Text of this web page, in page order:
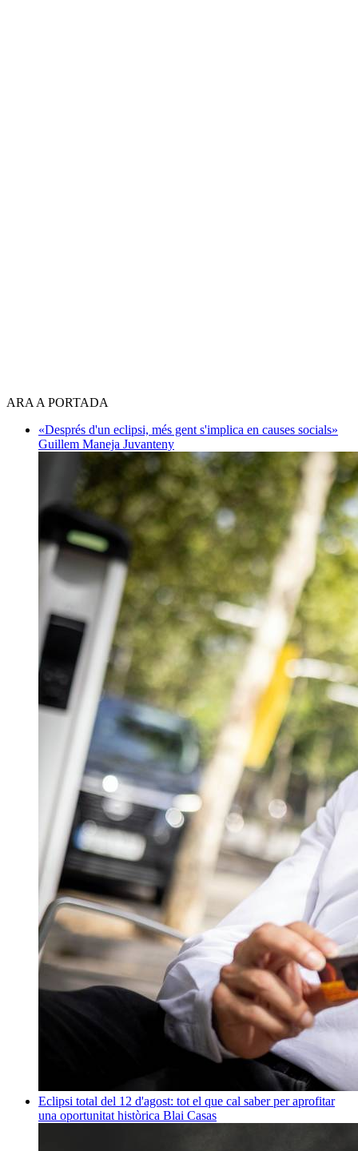
ARA A PORTADA
«Després d'un eclipsi, més gent s'implica en causes socials»
Guillem Maneja Juvanteny
Eclipsi total del 12 d'agost: tot el que cal saber per aprofitar
una oportunitat històrica Blai Casas